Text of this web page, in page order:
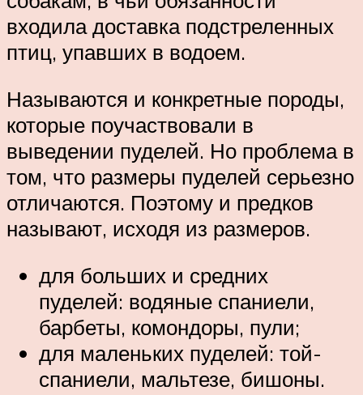
входила доставка подстреленных
птиц, упавших в водоем.
Называются и конкретные породы,
которые поучаствовали в
выведении пуделей. Но проблема в
том, что размеры пуделей серьезно
отличаются. Поэтому и предков
называют, исходя из размеров.
для больших и средних
пуделей: водяные спаниели,
барбеты, комондоры, пули;
для маленьких пуделей: той-
спаниели, мальтезе, бишоны.